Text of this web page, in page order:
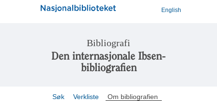
English
Bibliografi
Den internasjonale Ibsen-
bibliografien
Søk Verkliste Om bibliografien